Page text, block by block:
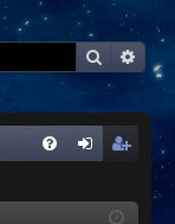
cri